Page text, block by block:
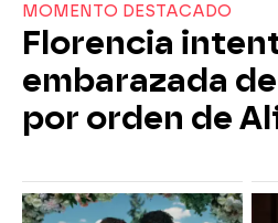
MOMENTO DESTACADO
Florencia
embarazada
por orden de